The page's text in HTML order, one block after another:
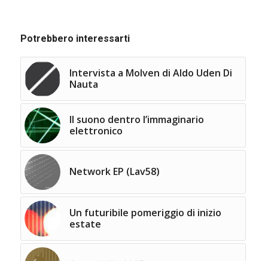
Potrebbero interessarti
Intervista a Molven di Aldo Uden Di
Nauta
Il suono dentro l’immaginario
elettronico
Network EP (Lav58)
Un futuribile pomeriggio di inizio
estate